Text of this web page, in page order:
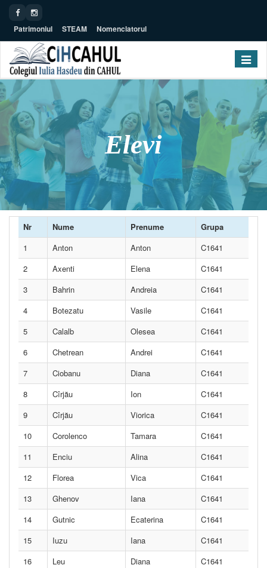
Patrimoniul STEAM Nomenclatorul
Toggle
Elevi
Nr Nume Prenume
Grupa
1
Anton Anton
C1641
2
Axenti Elena
C1641
3
Bahrin Andreia
C1641
4
Botezatu Vasile
C1641
5
Calalb Olesea
C1641
6
Chetrean Andrei
C1641
7
Ciobanu Diana
C1641
8
Cîrjău Ion
C1641
9
Cîrjău Viorica
C1641
10
Corolenco Tamara
C1641
11
Enciu Alina
C1641
12
Florea Vica
C1641
13
Ghenov Iana
C1641
14
Gutnic Ecaterina
C1641
15
Iuzu Iana
C1641
16
Leu Diana
C1641